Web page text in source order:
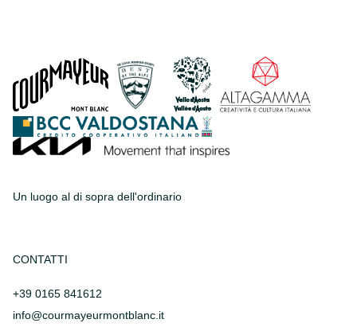
Un luogo al di sopra dell'ordinario
CONTATTI
+39 0165 841612
info@courmayeurmontblanc.it